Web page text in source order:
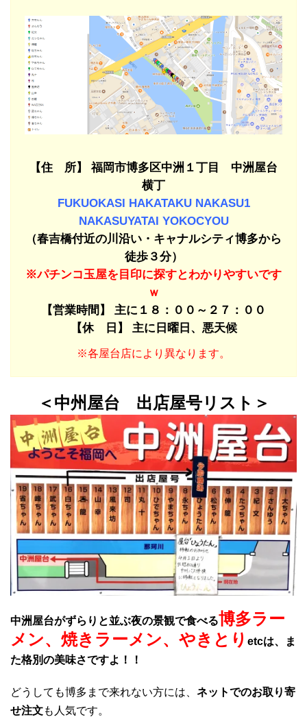
【住 所】 福岡市博多区中洲１丁目 中洲屋台
横丁
FUKUOKASI HAKATAKU NAKASU1
NAKASUYATAI YOKOCYOU
（春吉橋付近の川沿い・キャナルシティ博多から
徒歩３分）
※パチンコ玉屋を目印に探すとわかりやすいです
ｗ
【営業時間】 主に１８：００～２７：００
【休 日】 主に日曜日、悪天候
※各屋台店により異なります。
＜中州屋台 出店屋号リスト＞
中洲屋台がずらりと並ぶ夜の景観で食べる博多ラー
メン、焼きラーメン、やきとり etcは、ま
た格別の美味さですよ！！
どうしても博多まで来れない方には、 ネットでのお取り寄
せ注文も人気です。